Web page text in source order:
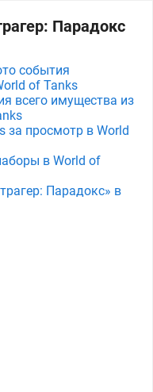
Парадокс
события
of Tanks
всего имущества из
за просмотр в World
в World of
Парадокс» в